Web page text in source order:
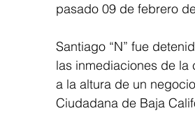
pasado 09 de febrero
Santiago “N” fue
las inmediaciones de la
a la altura de un
Ciudadana de Baja